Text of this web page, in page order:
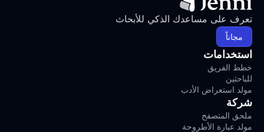
تعرف على مساعدك الذكي للأبحاث
مجاناً
استخدامات
خطط الفريق
للباحثين
مولد استعراض الأدب
شركة
ملحق المتصفح
مولد عبارة الأطروحة